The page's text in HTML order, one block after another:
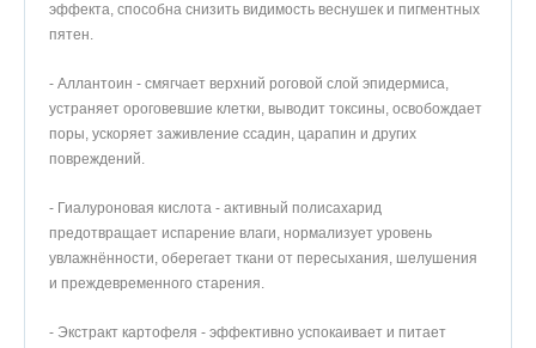
эффекта, способна снизить видимость веснушек и пигментных
пятен.
- Аллантоин - смягчает верхний роговой слой эпидермиса,
устраняет ороговевшие клетки, выводит токсины, освобождает
поры, ускоряет заживление ссадин, царапин и других
повреждений.
- Гиалуроновая кислота - активный полисахарид
предотвращает испарение влаги, нормализует уровень
увлажнённости, оберегает ткани от пересыхания, шелушения
и преждевременного старения.
- Экстракт картофеля - эффективно успокаивает и питает